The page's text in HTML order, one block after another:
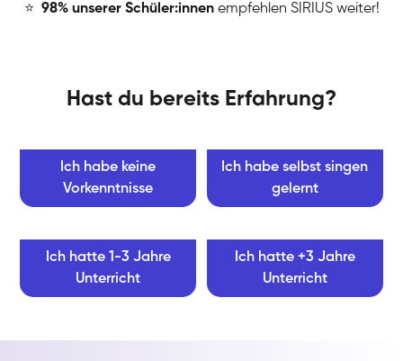
⭐ 98% unserer Schüler:innen empfehlen SIRIUS weiter!
Hast du bereits Erfahrung?
Ich habe keine
Vorkenntnisse
Ich habe selbst singen
gelernt
Ich hatte 1-3 Jahre
Unterricht
Ich hatte +3 Jahre
Unterricht